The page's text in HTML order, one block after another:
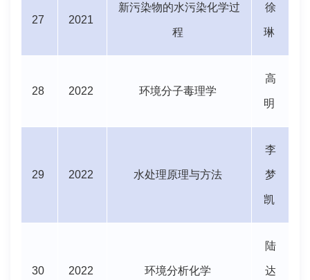
27 2021
新污染物的水污染化学过
程
徐
琳
28 2022 环境分子毒理学
高
明
29 2022 水处理原理与方法
李
梦
凯
30 2022 环境分析化学
陆
达